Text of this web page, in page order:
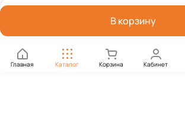
В корзину
Главная Каталог Корзина Кабинет